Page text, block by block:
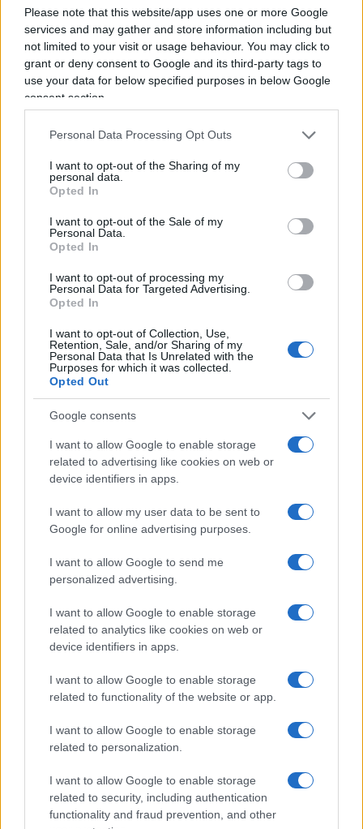
Please note that this website/app uses one or more Google
services and may gather and store information including but
not limited to your visit or usage behaviour. You may click to
grant or deny consent to Google and its third-party tags to
use your data for below specified purposes in below Google
consent section.
Personal Data Processing Opt Outs
I want to opt-out of the Sharing of my
personal data.
Opted In
I want to opt-out of the Sale of my
Personal Data.
Opted In
I want to opt-out of processing my
Personal Data for Targeted Advertising.
Opted In
I want to opt-out of Collection, Use,
Retention, Sale, and/or Sharing of my
Personal Data that Is Unrelated with the
Purposes for which it was collected.
Opted Out
Google consents
I want to allow Google to enable storage
related to advertising like cookies on web or
device identifiers in apps.
I want to allow my user data to be sent to
Google for online advertising purposes.
I want to allow Google to send me
personalized advertising.
I want to allow Google to enable storage
related to analytics like cookies on web or
device identifiers in apps.
I want to allow Google to enable storage
related to functionality of the website or app.
I want to allow Google to enable storage
related to personalization.
I want to allow Google to enable storage
related to security, including authentication
functionality and fraud prevention, and other
nella diversità, come l’Inghilterra stessa, ancora
oggi e domani una Chiesa per e dell’Inghilterra – e
perché gli inglesi possano chiamarla ancoraour
Church.
della regina.
Vostre Grazie, le Convocazioni di Canterbury e di
York, debitamente convocate in obbedienza alle
Nostre Regie Scritture, sono in questo giorno unite, e
la Camera dei Laici è aggiunta ad esse in conformità
costituire l’Undicesimo Sinodo Generale della Chiesa
d’Inghilterra.
Arcivescovi e membri tutti, l’apertura di un nuovo
Sinodo offre a tutti noi l’opportunità di rendere grazie
per la testimonianza di coloro che ci hanno
necessaria, nel momento in cui vi apprestate a
cercare di bilanciare cambiamento e continuità nelle
decisioni che vi attendono. È difficile credere che
siano passati più di 50 anni da quando il principe
Filippo e io abbiamo partecipato alla prima riunione
del Sinodo Generale.
Nessuno di noi può rallentare il passare del tempo; e
mentre spesso ci concentriamo su tutto ciò che è